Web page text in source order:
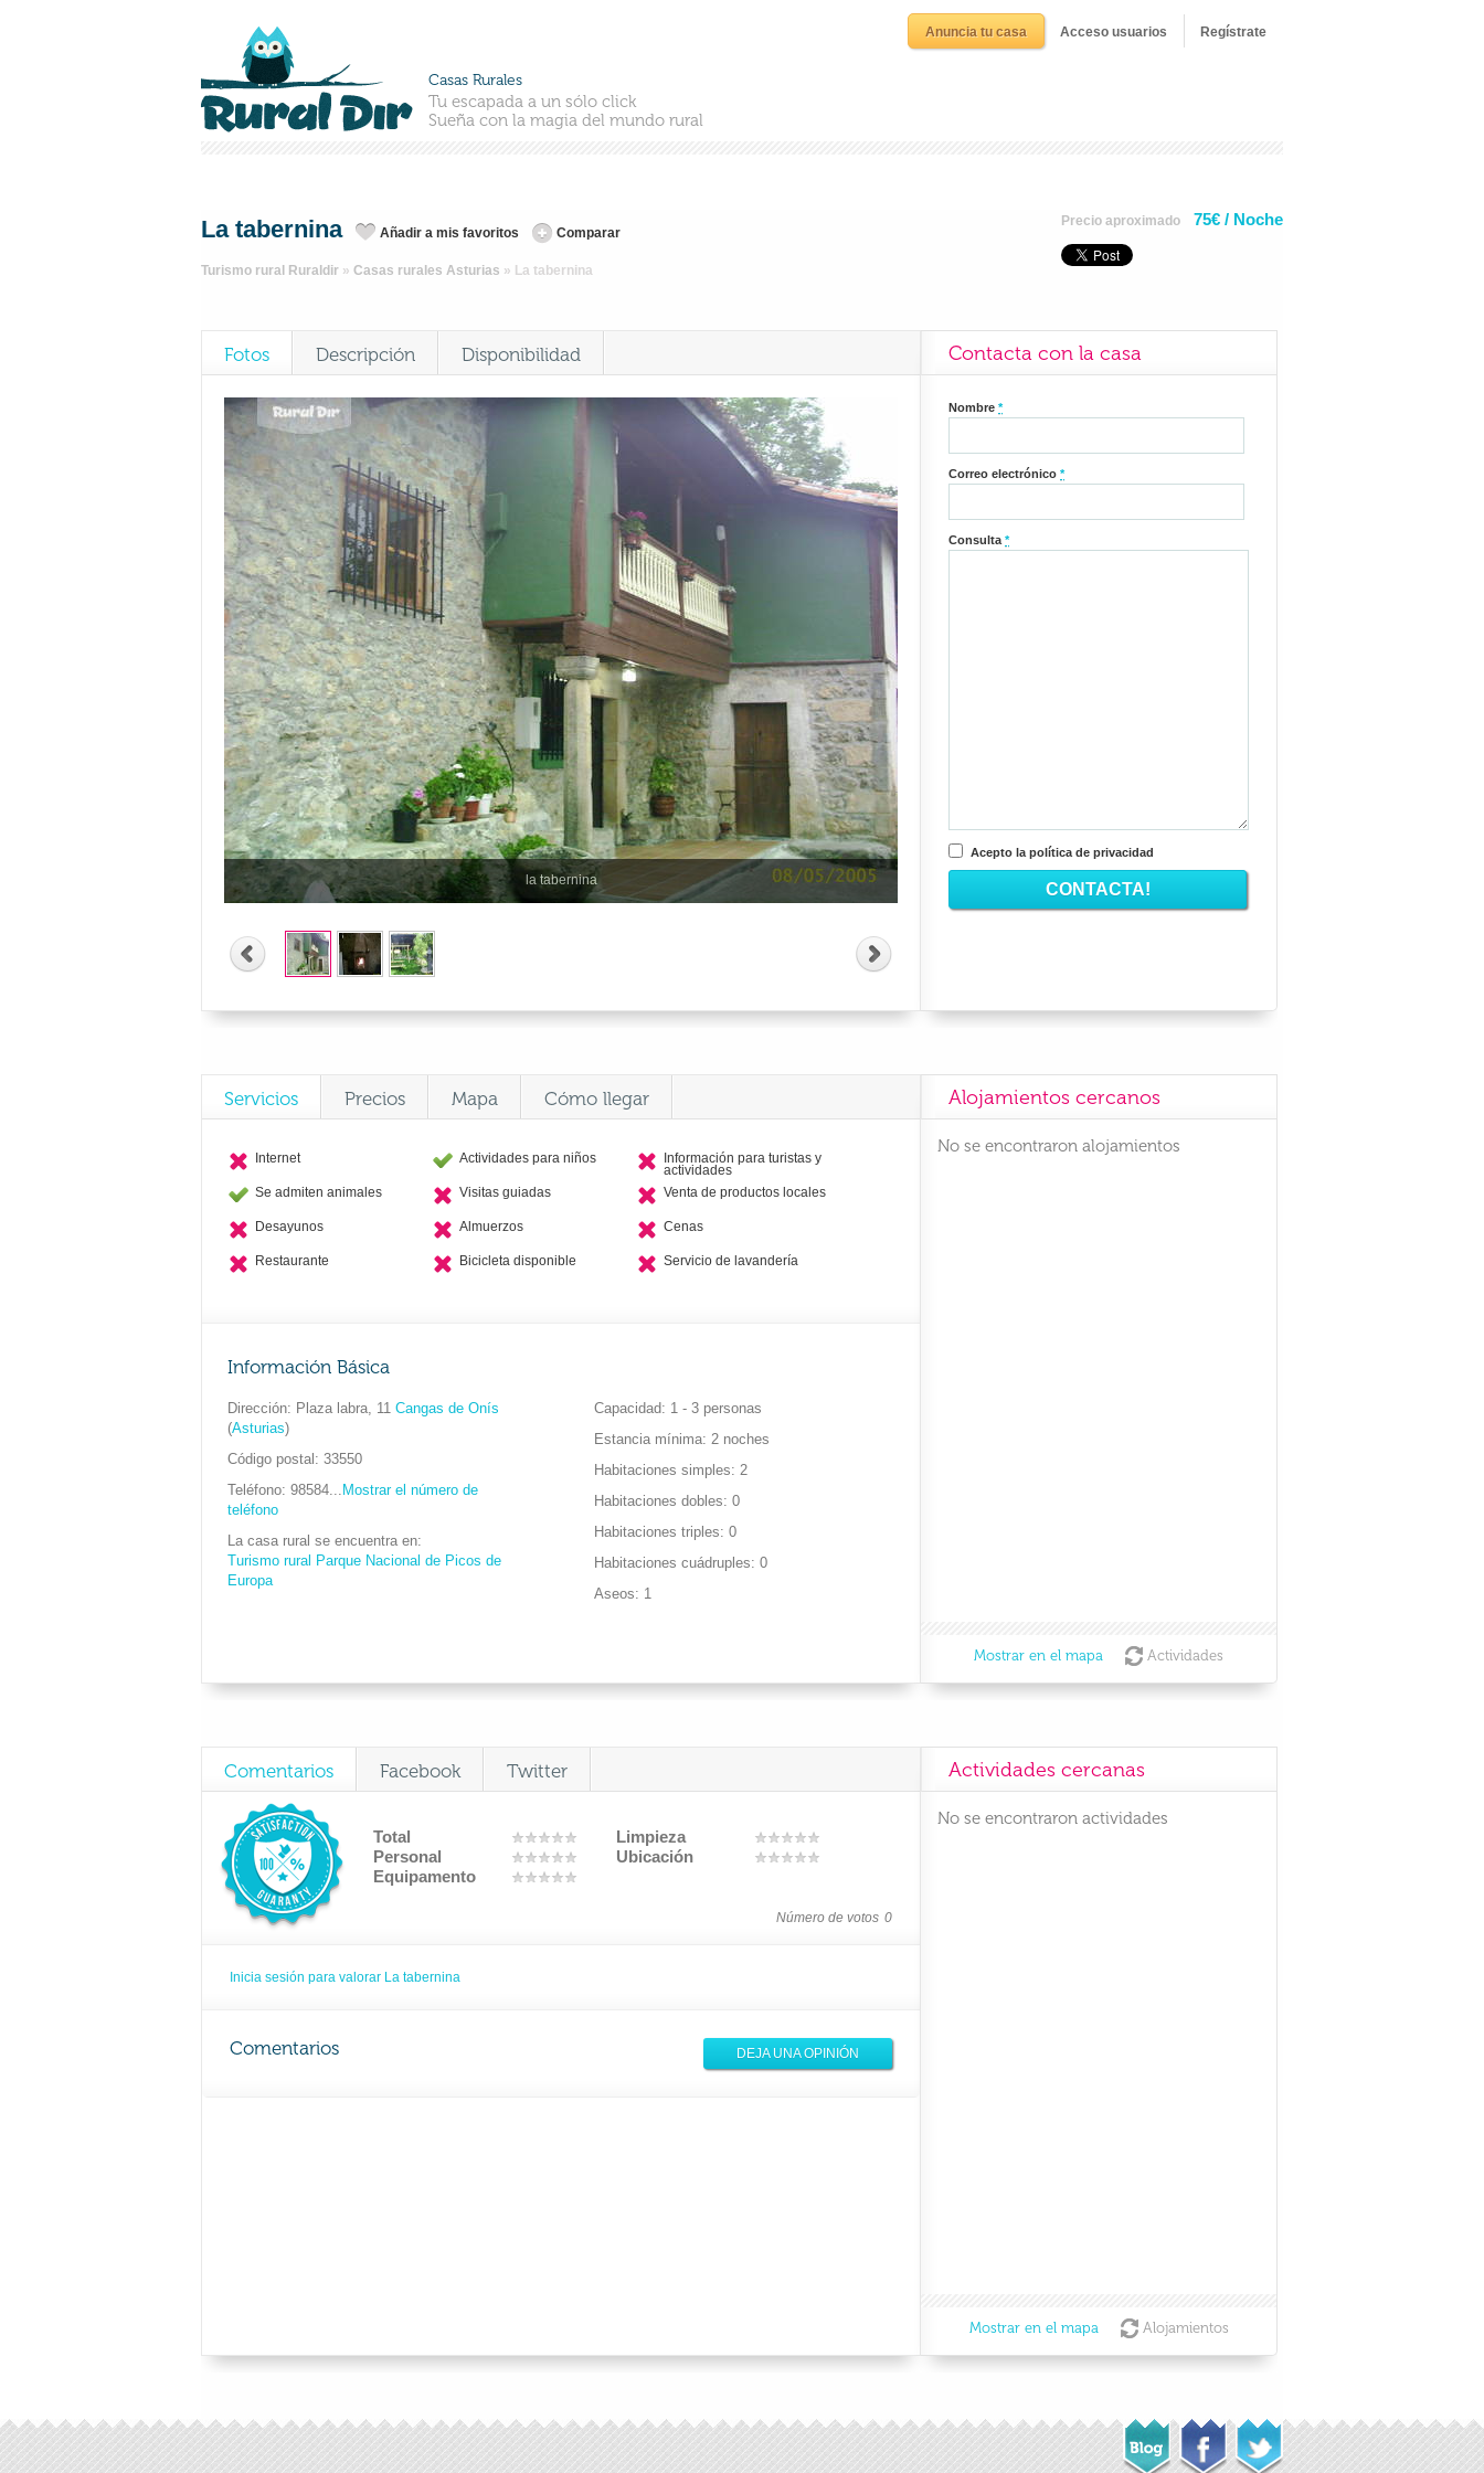
Casas Rurales
Tu escapada a un sólo click
Sueña con la magia del mundo rural
Anuncia tu casa Acceso usuarios Regístrate
La tabernina Añadir a mis favoritos Comparar
Turismo rural Ruraldir » Casas rurales Asturias » La tabernina
Precio aproximado 75€ / Noche
Fotos Descripción Disponibilidad
la tabernina
Contacta con la casa
Nombre*
Correo electrónico*
Consulta*
Acepto la política de privacidad
Servicios Precios Mapa Cómo llegar
Internet Actividades para niños Información para turistas y
actividades
Se admiten animales
Visitas guiadas Venta de productos locales
Desayunos Almuerzos Cenas
Restaurante Bicicleta disponible Servicio de lavandería
Información Básica
Dirección Plaza labra, 11 Cangas de Onís
(Asturias)
Código postal
33550
Teléfono 98584... Mostrar el número de
teléfono
La casa rural se encuentra en
Turismo rural Parque Nacional de Picos de
Europa
Capacidad
1 - 3 personas
Estancia mínima 2 noches
Habitaciones simples
2
Habitaciones dobles
0
Habitaciones triples
0
Habitaciones cuádruples
0
Aseos
1
Alojamientos cercanos
No se encontraron alojamientos
Mostrar en el mapa Actividades
Comentarios Facebook Twitter
Total
Limpieza
Personal
Ubicación
Equipamento
Número de votos 0
Inicia sesión para valorar La tabernina
Comentarios DEJA UNA OPINIÓN
Actividades cercanas
No se encontraron actividades
Mostrar en el mapa Alojamientos